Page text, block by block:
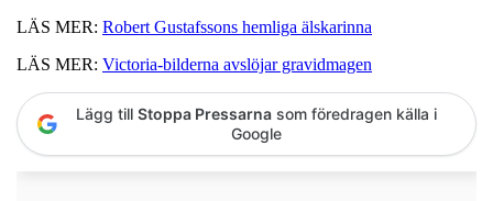
LÄS MER: Robert Gustafssons hemliga älskarinna
LÄS MER: Victoria-bilderna avslöjar gravidmagen
Lägg till Stoppa Pressarna som föredragen källa i
Google